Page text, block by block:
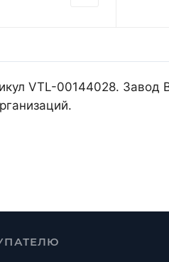
VTL-00144028. Завод